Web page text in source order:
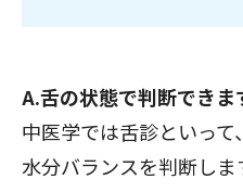
A.舌の状態で判断できま
中医学では舌診といっ
水分バランスを判断しま